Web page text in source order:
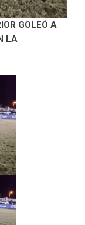
GOLEÓ A
LA